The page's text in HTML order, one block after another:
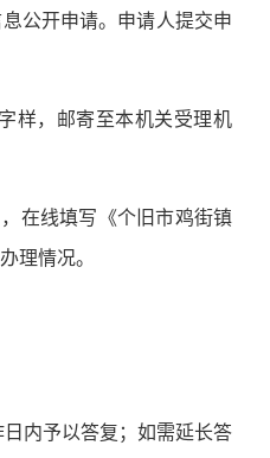
公开申请。申请人提交申
样，邮寄至本机关受理机
在线填写《个旧市鸡街镇
理情况。
内予以答复；如需延长答